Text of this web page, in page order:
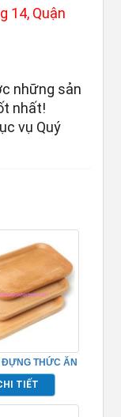
14, Quận
những sản
nhất!
vụ Quý
ĐỰNG THỨC ĂN
TIẾT